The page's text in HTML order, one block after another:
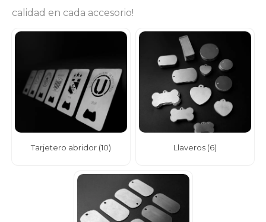
calidad en cada accesorio!
Tarjetero abridor (10) Llaveros (6)